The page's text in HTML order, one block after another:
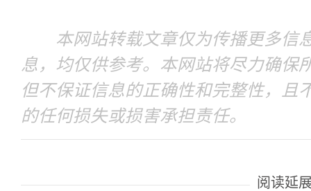
本网站转载文章仅为传播更多信
息，均仅供参考。本网站将尽力确保
但不保证信息的正确性和完整性，且
的任何损失或损害承担责任。
阅读延